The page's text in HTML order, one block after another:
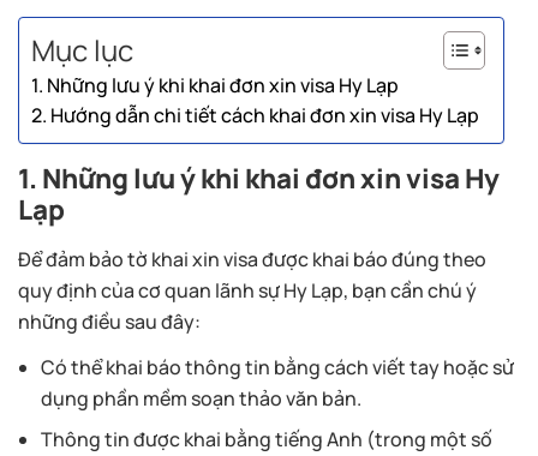
Mục lục
1. Những lưu ý khi khai đơn xin visa Hy Lạp
2. Hướng dẫn chi tiết cách khai đơn xin visa Hy Lạp
1. Những lưu ý khi khai đơn xin visa Hy
Lạp
Để đảm bảo tờ khai xin visa được khai báo đúng theo
quy định của cơ quan lãnh sự Hy Lạp, bạn cần chú ý
những điều sau đây:
Có thể khai báo thông tin bằng cách viết tay hoặc sử
dụng phần mềm soạn thảo văn bản.
Thông tin được khai bằng tiếng Anh (trong một số